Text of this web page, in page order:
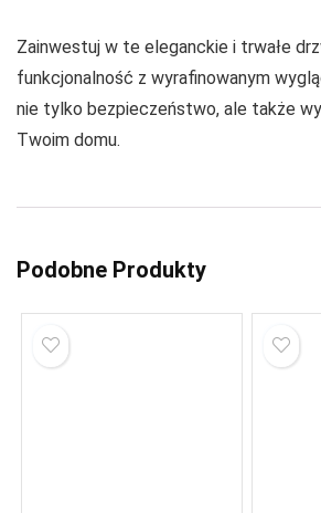
Zainwestuj w te eleganckie i trwałe
funkcjonalność z wyrafinowanym
nie tylko bezpieczeństwo, ale także
Twoim domu.
Podobne Produkty